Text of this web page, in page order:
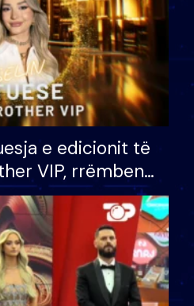
e edicionit të
VIP, rrëmben
100 mijë eurosh